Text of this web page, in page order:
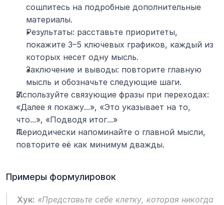
сошлитесь на подробные дополнительные
материалы.
Результаты: расставьте приоритеты,
покажите 3–5 ключевых графиков, каждый из
которых несет одну мысль.
Заключение и выводы: повторите главную
мысль и обозначьте следующие шаги.
Используйте связующие фразы при переходах:
«Далее я покажу...», «Это указывает на то,
что...», «Подводя итог...»
Периодически напоминайте о главной мысли,
повторите её как минимум дважды.
Примеры формулировок
Хук: «Представьте себе клетку, которая никогда